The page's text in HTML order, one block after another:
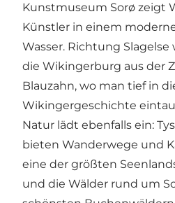
Kunstmuseum Sorø zeigt
Künstler in einem
Wasser. Richtung
die Wikingerburg aus der
Blauzahn, wo man tief in
Wikingergeschichte
Natur lädt ebenfalls ein:
bieten Wanderwege und
eine der größten
und die Wälder rund um